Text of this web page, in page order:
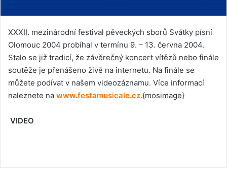
XXXII. mezinárodní festival pěveckých sborů Svátky písní
Olomouc 2004 probíhal v termínu 9. – 13. června 2004.
Stalo se již tradicí, že závěrečný koncert vítězů nebo finále
soutěže je přenášeno živě na internetu. Na finále se
můžete podívat v našem videozáznamu. Více informací
naleznete na www.festamusicale.cz.{mosimage}
VIDEO